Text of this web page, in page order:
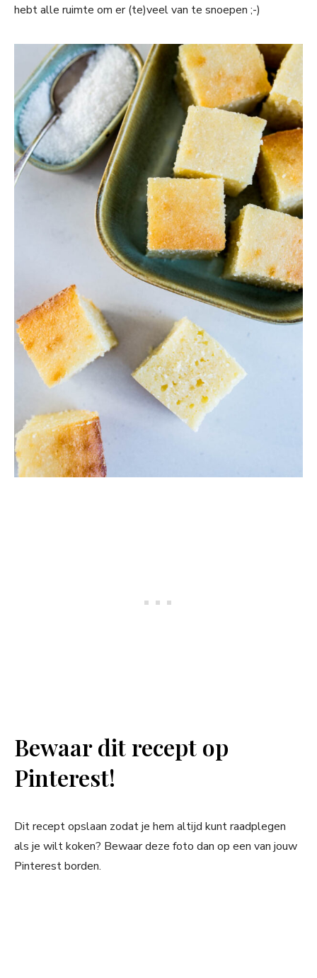
hebt alle ruimte om er (te)veel van te snoepen ;-)
Bewaar dit recept op
Pinterest!
Dit recept opslaan zodat je hem altijd kunt raadplegen
als je wilt koken? Bewaar deze foto dan op een van jouw
Pinterest borden.